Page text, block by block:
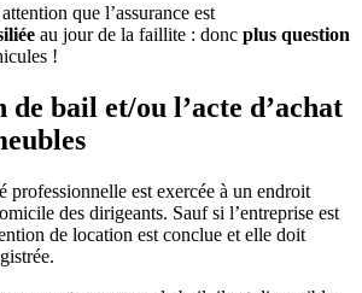
que l’assurance est
au jour de la faillite : donc plus question
!
bail et/ou l’acte d’achat
professionnelle est exercée à un endroit
des dirigeants. Sauf si l’entreprise est
de location est conclue et elle doit